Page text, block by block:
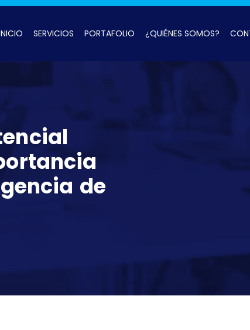
SERVICIOS PORTAFOLIO ¿QUIÉNES SOMOS?
de